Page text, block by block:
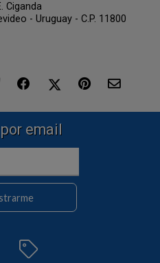
Ciganda
- Uruguay - C.P. 11800
email